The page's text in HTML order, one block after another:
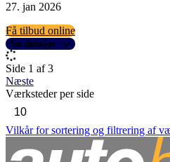
27. jan 2026
Få tilbud online
Se detaljer
Side 1 af 3
Næste
Værksteder per side
Vilkår for sortering og filtrering af